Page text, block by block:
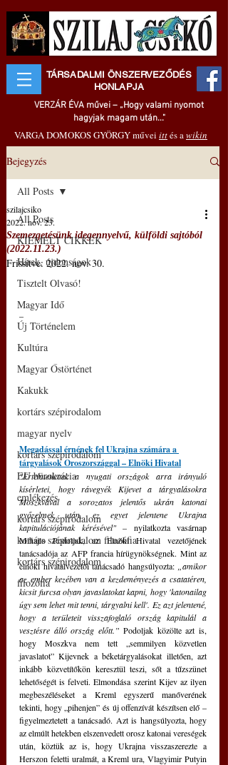
TÁRSADALMI ÖNSZERVEZŐDÉS
HONLAPJA
VERZÁR ÉVA művei – „Hogy valami nyomot
hagyjak magam után..."
VARGA DOMOKOS GYÖRGY művei ittés awikin
Bejegyzés
All Posts
KIEMELT CIKKEK
Hírek, újdonságok
Tisztelt Olvasó!
Magyar Idő
Új Történelem
Kultúra
Magyar Őstörténet
Kakukk
kortárs szépirodalom
magyar nyelv
kortárs szépirodalom
EU bürokrácia
emlékezés
kortárs szépirodalom
kortárs szépirodalom filozófia
kortárs szépirodalom
filozófia
All Posts
Szemezgetésünk idegennyelvű, külföldi sajtóból
(2022.11.23.)
szilajcsiko
2022. nov. 23.
Frissítve:2022. nov. 30.
–
Megadással érnének fel Ukrajna számára a
tárgyalások Oroszországgal – Elnöki Hivatal
"Értelmetlenek a nyugati országok arra irányuló
kísérletei, hogy rávegyék Kijevet a tárgyalásokra
Moszkvával a sorozatos jelentős ukrán katonai
győzelmek után, ez egyet jelentene Ukrajna
kapitulációjának kérésével" – nyilatkozta vasárnap
Mihajlo Podoljak, az Elnöki Hivatal vezetőjének
tanácsadója az AFP francia hírügynökségnek. Mint az
elnöki hivatalvezetői tanácsadó hangsúlyozta:
„amikor
az ember kezében van a kezdeményezés a csatatéren,
kicsit furcsa olyan javaslatokat kapni, hogy 'katonailag
úgy sem lehet mit tenni, tárgyalni kell'. Ez azt jelentené,
hogy a területeit visszafoglaló ország kapitulál a
vesztésre álló ország előtt.” Podoljak közölte azt is,
hogy Moszkva nem tett „semmilyen közvetlen
javaslatot” Kijevnek a béketárgyalásokat illetően, azt
inkább közvetítőkön keresztül teszi, sőt a tűzszünet
lehetőségét is felveti. Elmondása szerint Kijev az ilyen
megbeszéléseket a Kreml egyszerű manőverének
tekinti, hogy „pihenjen” és új offenzívát készítsen elő –
figyelmeztetett a tanácsadó. Azt is hangsúlyozta, hogy
az elmúlt hetekben elszenvedett orosz katonai vereségek
után, köztük az is, hogy Ukrajna visszaszerezte a
Herszon feletti uralmát, a Kreml ura, Vlagyimir Putyin